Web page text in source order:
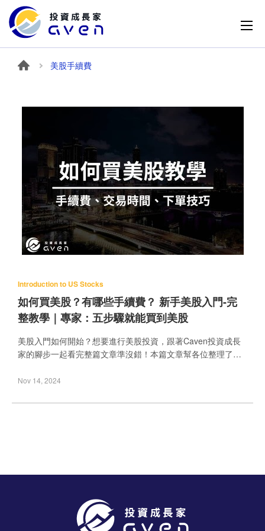
美股手續費
Introduction to US Stocks
如何買美股？有哪些手續費？ 新手美股入門-完
整教學｜專家：五步驟就能買到美股
美股入門如何開始？想要進行美股投資，跟著Caven投資成長
家的腳步一起看完整篇文章準沒錯！本篇文章幫各位整理了美
股投資推薦以及美股入門的常見問題。若想多了解美股投資相
比特幣現貨ETF是什麼兩篇文章
Nov 14, 2024